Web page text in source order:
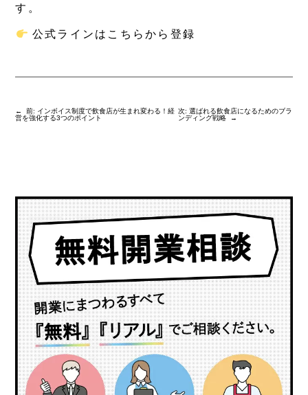
す。
公式ラインはこちらから登録
← 前: インボイス制度で飲食店が生まれ変わる！経
営を強化する3つのポイント
次:選ばれる飲食店になるためのブラ
ンディング戦略
→